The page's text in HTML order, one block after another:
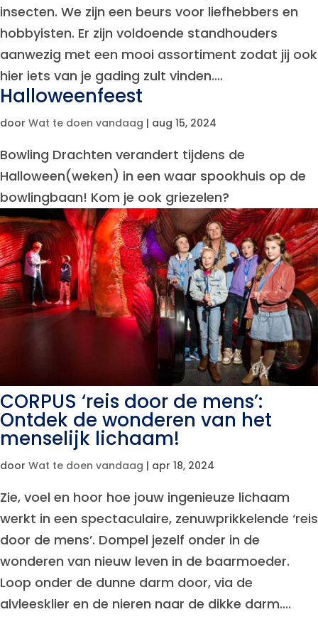
insecten. We zijn een beurs voor liefhebbers en
hobbyisten. Er zijn voldoende standhouders
aanwezig met een mooi assortiment zodat jij ook
hier iets van je gading zult vinden....
Halloweenfeest
door Wat te doen vandaag | aug 15, 2024
Bowling Drachten verandert tijdens de
Halloween(weken) in een waar spookhuis op de
bowlingbaan! Kom je ook griezelen?
CORPUS ‘reis door de mens’:
Ontdek de wonderen van het
menselijk lichaam!
door Wat te doen vandaag | apr 18, 2024
Zie, voel en hoor hoe jouw ingenieuze lichaam
werkt in een spectaculaire, zenuwprikkelende ‘reis
door de mens’. Dompel jezelf onder in de
wonderen van nieuw leven in de baarmoeder.
Loop onder de dunne darm door, via de
alvleesklier en de nieren naar de dikke darm....